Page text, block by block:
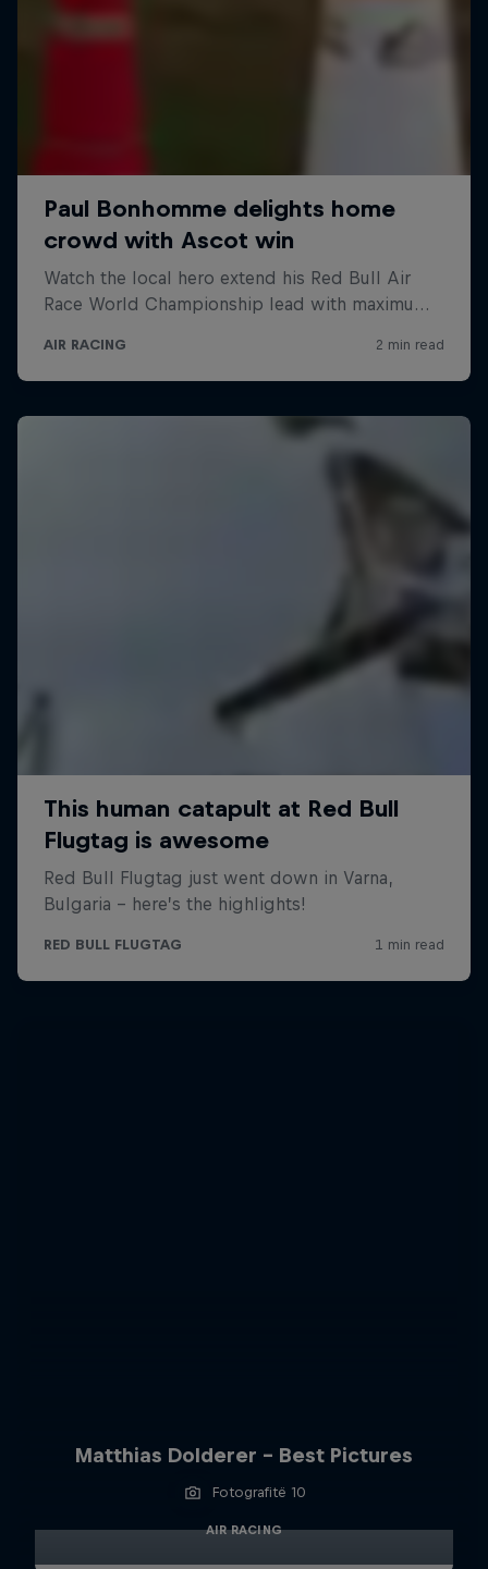
Matthias Dolderer - Best Pictures
Fotografitë 10
AIR RACING